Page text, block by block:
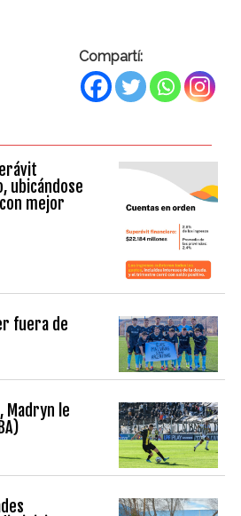
Compartí:
ubicándose
mejor
fuera de
Madryn le